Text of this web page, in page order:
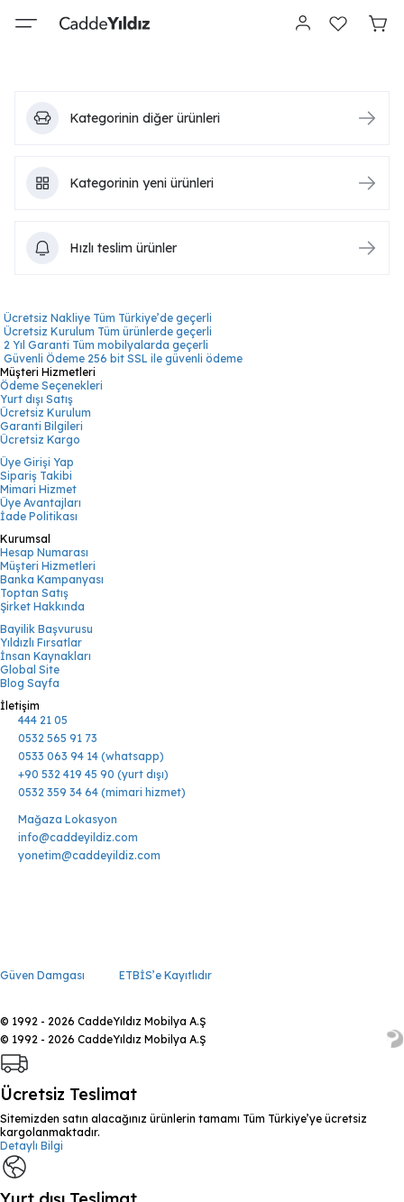
Kategorinin diğer ürünleri
Kategorinin yeni ürünleri
Hızlı teslim ürünler
Ücretsiz Nakliye Tüm Türkiye’de geçerli
Ücretsiz Kurulum Tüm ürünlerde geçerli
2 Yıl Garanti Tüm mobilyalarda geçerli
Güvenli Ödeme 256 bit SSL ile güvenli ödeme
Müşteri Hizmetleri
Ödeme Seçenekleri
Yurt dışı Satış
Ücretsiz Kurulum
Garanti Bilgileri
Ücretsiz Kargo
Üye Girişi Yap
Sipariş Takibi
Mimari Hizmet
Üye Avantajları
İade Politikası
Kurumsal
Hesap Numarası
Müşteri Hizmetleri
Banka Kampanyası
Toptan Satış
Şirket Hakkında
Bayilik Başvurusu
Yıldızlı Fırsatlar
İnsan Kaynakları
Global Site
Blog Sayfa
İletişim
444 21 05
0532 565 91 73
0533 063 94 14 (whatsapp)
+90 532 419 45 90 (yurt dışı)
0532 359 34 64 (mimari hizmet)
Mağaza Lokasyon
info@caddeyildiz.com
yonetim@caddeyildiz.com
Güven Damgası ETBİS’e Kayıtlıdır
© 1992 - 2026 CaddeYıldız Mobilya A.Ş
© 1992 - 2026 CaddeYıldız Mobilya A.Ş
Ücretsiz Teslimat
Sitemizden satın alacağınız ürünlerin tamamı Tüm Türkiye’ye ücretsiz
kargolanmaktadır.
Detaylı Bilgi